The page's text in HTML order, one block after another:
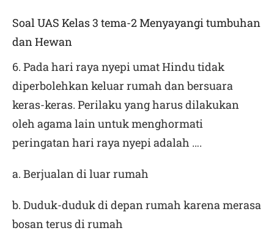
Soal UAS Kelas 3 tema-2 Menyayangi tumbuhan
dan Hewan
6. Pada hari raya nyepi umat Hindu tidak
diperbolehkan keluar rumah dan bersuara
keras-keras. Perilaku yang harus dilakukan
oleh agama lain untuk menghormati
peringatan hari raya nyepi adalah ….
a. Berjualan di luar rumah
b. Duduk-duduk di depan rumah karena merasa
bosan terus di rumah